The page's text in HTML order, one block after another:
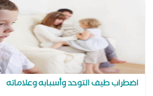
اضطراب طيف التوحد وأسبابه وعلاماته